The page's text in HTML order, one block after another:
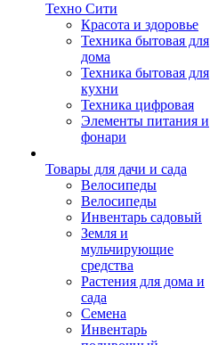
Техно Сити
Красота и здоровье
Техника бытовая для
дома
Техника бытовая для
кухни
Техника цифровая
Элементы питания и
фонари
Товары для дачи и сада
Велосипеды
Велосипеды
Инвентарь садовый
Земля и
мульчирующие
средства
Растения для дома и
сада
Семена
Инвентарь